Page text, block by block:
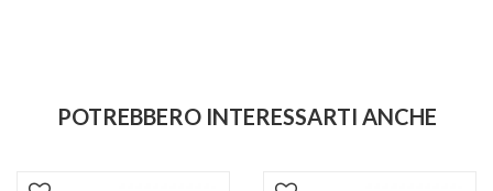
POTREBBERO INTERESSARTI ANCHE